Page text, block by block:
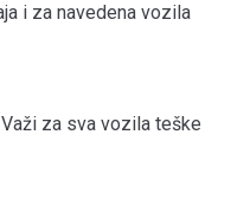
i za navedena vozila
za sva vozila teške